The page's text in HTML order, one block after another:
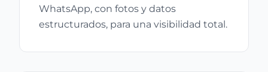
WhatsApp, con fotos y datos
estructurados, para una visibilidad total.